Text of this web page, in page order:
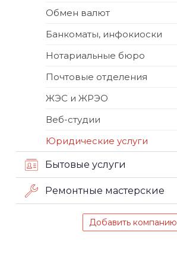
Обмен валют
Банкоматы, инфокиоски
Нотариальные бюро
Почтовые отделения
ЖЭС и ЖРЭО
Веб-студии
Юридические услуги
Бытовые услуги
Ремонтные мастерские
Добавить компанию